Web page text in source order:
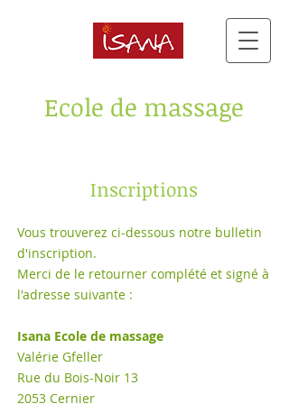
Ecole de massage
Inscriptions
Vous trouverez ci-dessous notre bulletin
d'inscription.
Merci de le retourner complété et signé à
l'adresse suivante :
Isana Ecole de massage
Valérie Gfeller
Rue du Bois-Noir 13
2053 Cernier